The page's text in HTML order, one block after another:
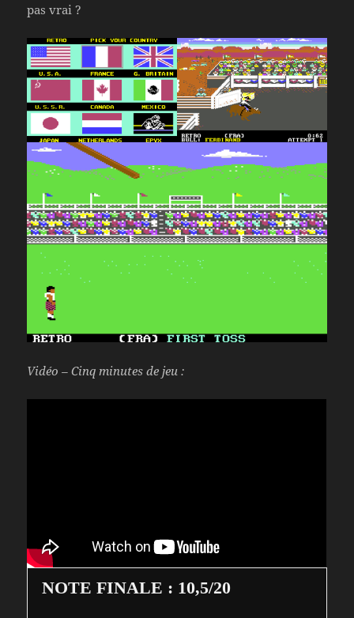
pas vrai ?
Vidéo – Cinq minutes de jeu :
NOTE FINALE : 10,5/20